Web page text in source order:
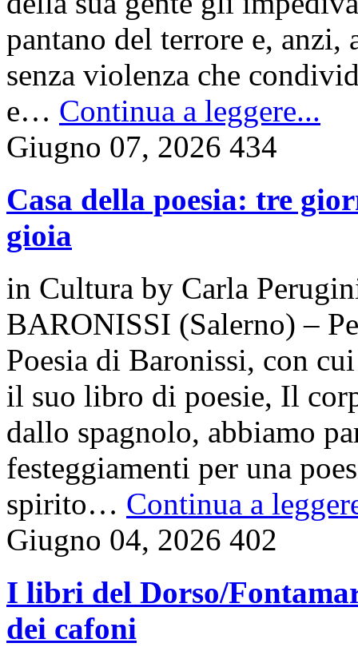
pantano del terrore e,
senza violenza che
e… Continua a leggere...
Giugno 07, 2026 434
Casa della poesia: tre
gioia
in Cultura by Carla
BARONISSI (Salerno) –
Poesia di Baronissi, con
il suo libro di poesie, Il
dallo spagnolo, abbiamo
festeggiamenti per una
spirito… Continua a
Giugno 04, 2026 402
I libri del Dorso/
dei cafoni